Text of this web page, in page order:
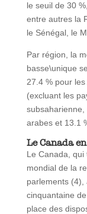
le seuil de 30
entre autres la
le Sénégal, le
Par région, la
basse\unique
27.4 % pour
(excluant les
subsaharienne,
arabes et 13.1
Le Canada
Le Canada,
mondial de la
parlements (4),
cinquantaine
place des